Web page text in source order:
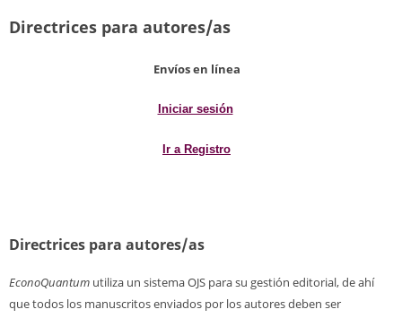
Directrices para autores/as
Envíos en línea
Iniciar sesión
Ir a Registro
Directrices para autores/as
EconoQuantumutiliza un sistema OJS para su gestión editorial, de ahí
que todos los manuscritos enviados por los autores deben ser